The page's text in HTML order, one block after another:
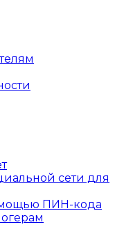
сети для
ПИН-кода